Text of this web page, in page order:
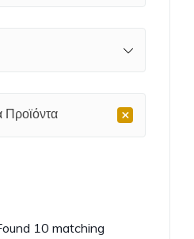
×
Προϊόντα
10 matching